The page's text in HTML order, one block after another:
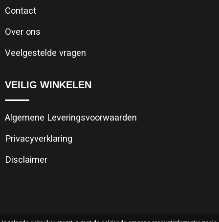
Contact
Over ons
Veelgestelde vragen
VEILIG WINKELEN
Algemene Leveringsvoorwaarden
Privacyverklaring
Disclaimer